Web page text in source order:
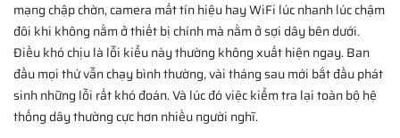
mạng chập chờn, camera mất tín hiệu hay WiFi lúc nhanh lúc chậm
đôi khi không nằm ở thiết bị chính mà nằm ở sợi dây bên dưới.
Điều khó chịu là lỗi kiểu này thường không xuất hiện ngay. Ban
đầu mọi thứ vẫn chạy bình thường, vài tháng sau mới bắt đầu phát
sinh những lỗi rất khó đoán. Và lúc đó việc kiểm tra lại toàn bộ hệ
thống dây thường cực hơn nhiều người nghĩ.